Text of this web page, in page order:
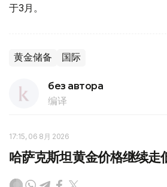
于3月。
黄金储备 国际
без автора
编译
17:15, 06 8月 2026
哈萨克斯坦黄金价格继续走